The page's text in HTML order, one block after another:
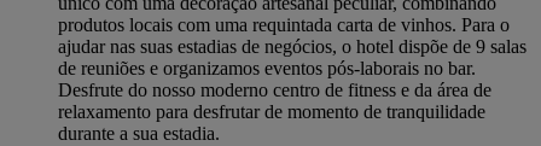
produtos locais com uma requintada carta de vinhos. Para o
ajudar nas suas estadias de negócios, o hotel dispõe de 9 salas
de reuniões e organizamos eventos pós-laborais no bar.
Desfrute do nosso moderno centro de fitness e da área de
relaxamento para desfrutar de momento de tranquilidade
durante a sua estadia.